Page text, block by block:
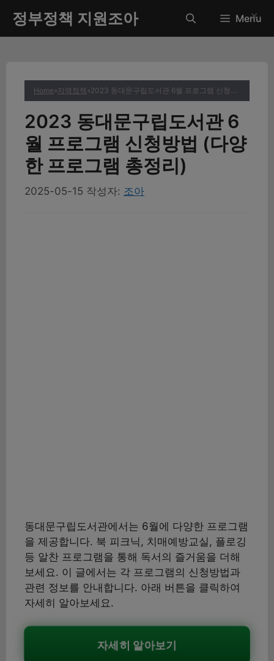
츠
정부정책 지원조아 Menu
Home»지역정책 » 2023 동대문구립도서관 6월 프로그램 신청방법 (다양한 프로그램 총정리)
2023 동대문구립도서관 6
월 프로그램 신청방법 (다양
한 프로그램 총정리)
2025-05-15 작성자: 조아
동대문구립도서관에서는 6월에 다양한 프로그램
을 제공합니다. 북 피크닉, 치매예방교실, 플로깅
등 알찬 프로그램을 통해 독서의 즐거움을 더해
보세요. 이 글에서는 각 프로그램의 신청방법과
관련 정보를 안내합니다. 아래 버튼을 클릭하여
자세히 알아보세요.
자세히 알아보기
✕